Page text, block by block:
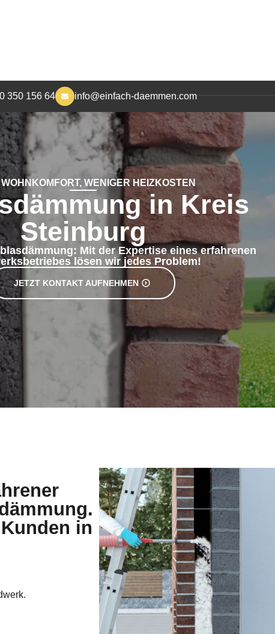
WOHNKOMFORT, WENIGER HEIZKOSTEN
in Kreis
Steinburg
Mit der Expertise eines erfahrenen
lösen wir jedes Problem!
JETZT KONTAKT AUFNEHMEN
in